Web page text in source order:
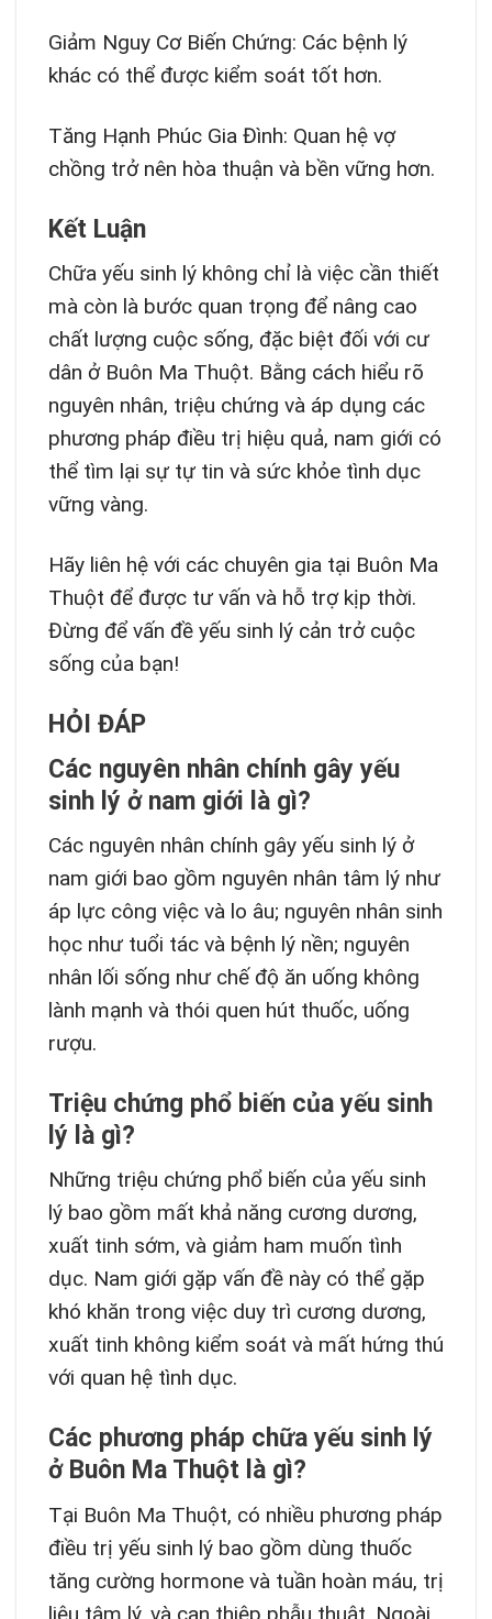
Giảm Nguy Cơ Biến Chứng: Các bệnh lý
khác có thể được kiểm soát tốt hơn.
Tăng Hạnh Phúc Gia Đình: Quan hệ vợ
chồng trở nên hòa thuận và bền vững hơn.
Kết Luận
Chữa yếu sinh lý không chỉ là việc cần thiết
mà còn là bước quan trọng để nâng cao
chất lượng cuộc sống, đặc biệt đối với cư
dân ở Buôn Ma Thuột. Bằng cách hiểu rõ
nguyên nhân, triệu chứng và áp dụng các
phương pháp điều trị hiệu quả, nam giới có
thể tìm lại sự tự tin và sức khỏe tình dục
vững vàng.
Hãy liên hệ với các chuyên gia tại Buôn Ma
Thuột để được tư vấn và hỗ trợ kịp thời.
Đừng để vấn đề yếu sinh lý cản trở cuộc
sống của bạn!
HỎI ĐÁP
Các nguyên nhân chính gây yếu
sinh lý ở nam giới là gì?
Các nguyên nhân chính gây yếu sinh lý ở
nam giới bao gồm nguyên nhân tâm lý như
áp lực công việc và lo âu; nguyên nhân sinh
học như tuổi tác và bệnh lý nền; nguyên
nhân lối sống như chế độ ăn uống không
lành mạnh và thói quen hút thuốc, uống
rượu.
Triệu chứng phổ biến của yếu sinh
lý là gì?
Những triệu chứng phổ biến của yếu sinh
lý bao gồm mất khả năng cương dương,
xuất tinh sớm, và giảm ham muốn tình
dục. Nam giới gặp vấn đề này có thể gặp
khó khăn trong việc duy trì cương dương,
xuất tinh không kiểm soát và mất hứng thú
với quan hệ tình dục.
Các phương pháp chữa yếu sinh lý
ở Buôn Ma Thuột là gì?
Tại Buôn Ma Thuột, có nhiều phương pháp
điều trị yếu sinh lý bao gồm dùng thuốc
tăng cường hormone và tuần hoàn máu, trị